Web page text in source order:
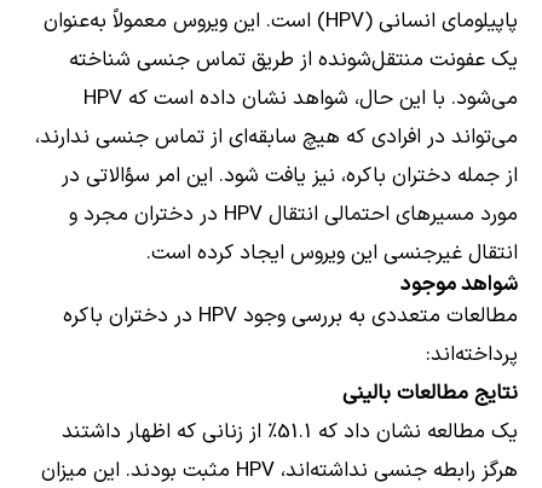
پاپیلومای انسانی (HPV) است. این ویروس معمولاً به‌عنوان
یک عفونت منتقل‌شونده از طریق تماس جنسی شناخته
می‌شود. با این حال، شواهد نشان داده است که HPV
می‌تواند در افرادی که هیچ سابقه‌ای از تماس جنسی ندارند،
از جمله دختران باکره، نیز یافت شود. این امر سؤالاتی در
مورد مسیرهای احتمالی انتقال HPV در دختران مجرد و
انتقال غیرجنسی این ویروس ایجاد کرده است.
شواهد موجود
مطالعات متعددی به بررسی وجود HPV در دختران باکره
پرداخته‌اند:
نتایج مطالعات بالینی
یک مطالعه نشان داد که 51.1٪ از زنانی که اظهار داشتند
هرگز رابطه جنسی
نداشته‌اند، HPV مثبت بودند. این میزان